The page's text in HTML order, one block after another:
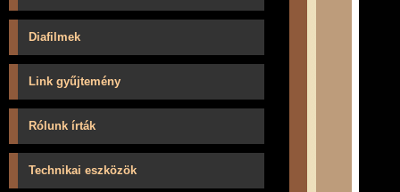
Diafilmek
Link gyűjtemény
Rólunk írták
Technikai eszközök